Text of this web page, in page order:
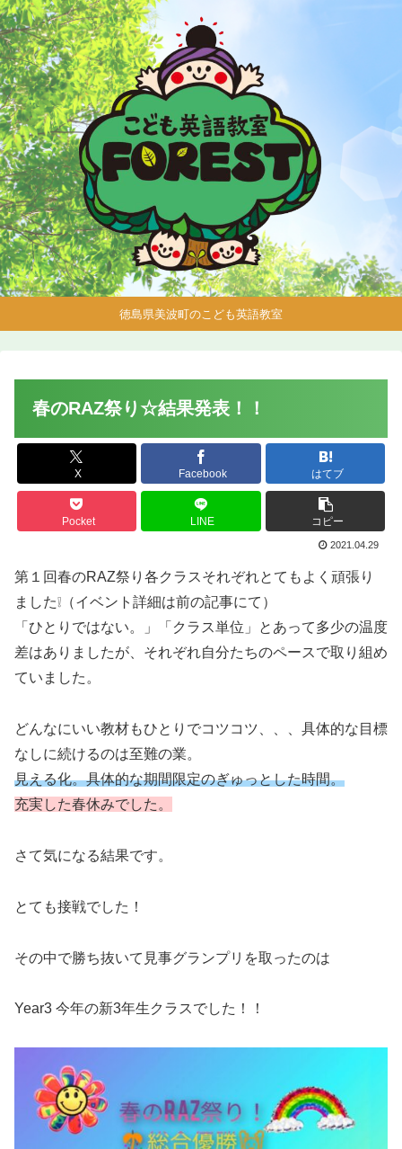
徳島県美波町のこども英語教室
春のRAZ祭り☆結果発表！！
X Facebook はてブ
Pocket LINE コピー
2021.04.29
第１回春のRAZ祭り各クラスそれぞれとてもよく頑張り
ました❕（イベント詳細は前の記事にて）
「ひとりではない。」「クラス単位」とあって多少の温度
差はありましたが、それぞれ自分たちのペースで取り組め
ていました。
どんなにいい教材もひとりでコツコツ、、、具体的な目標
なしに続けるのは至難の業。
見える化。具体的な期間限定のぎゅっとした時間。
充実した春休みでした。
さて気になる結果です。
とても接戦でした！
その中で勝ち抜いて見事グランプリを取ったのは
Year3 今年の新3年生クラスでした！！